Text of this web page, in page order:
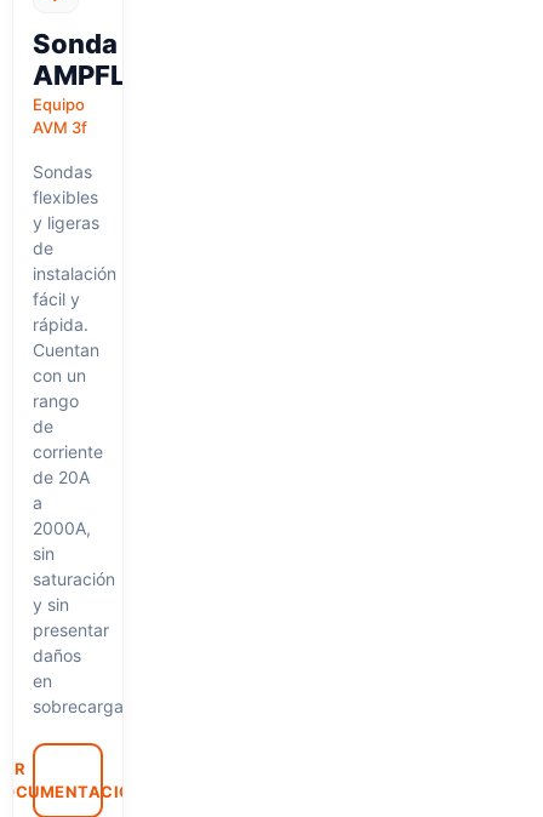
Sonda
AMPFLEX
Equipo
AVM 3f
Sondas
flexibles
y ligeras
de
instalación
fácil y
rápida.
Cuentan
con un
rango
de
corriente
de 20A
a
2000A,
sin
saturación
y sin
presentar
daños
en
sobrecargas.